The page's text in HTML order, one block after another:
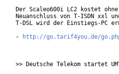
Der Scaleo600i LC2 kostet
Neuanschluss von T-ISDN xxl
T-DSL wird der Einstiegs-PC
-
http://go.tarif4you.de/
>> Deutsche Telekom startet